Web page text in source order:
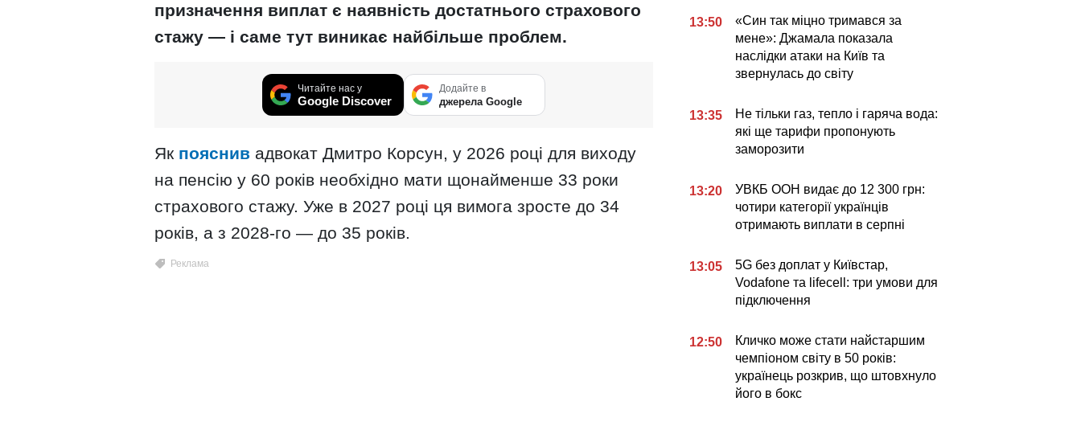
призначення виплат є наявність достатнього страхового
стажу — і саме тут виникає найбільше проблем.
Читайте нас у
Google Discover
Додайте в
джерела Google
Як пояснив адвокат Дмитро Корсун, у 2026 році для виходу
на пенсію у 60 років необхідно мати щонайменше 33 роки
страхового стажу. Уже в 2027 році ця вимога зросте до 34
років, а з 2028-го — до 35 років.
13:50
«Син так міцно тримався за
мене»: Джамала показала
наслідки атаки на Київ та
звернулась до світу
13:35
Не тільки газ, тепло і гаряча вода:
які ще тарифи пропонують
заморозити
13:20
УВКБ ООН видає до 12 300 грн:
чотири категорії українців
отримають виплати в серпні
13:05
5G без доплат у Київстар,
Vodafone та lifecell: три умови для
підключення
12:50
Кличко може стати найстаршим
чемпіоном світу в 50 років:
українець розкрив, що штовхнуло
його в бокс